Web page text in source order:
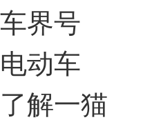
车界号
电动车
了解一猫